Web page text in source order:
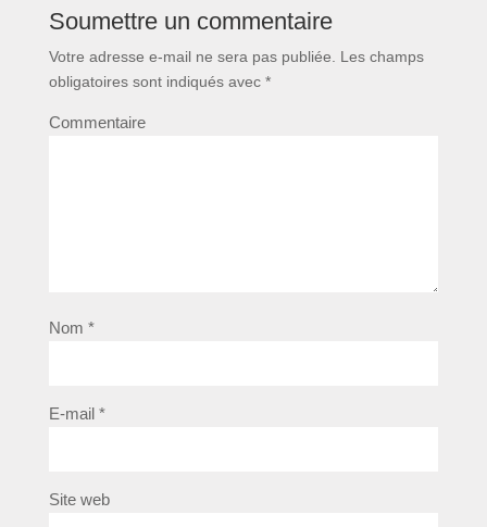
Soumettre un commentaire
Votre adresse e-mail ne sera pas publiée.
Les champs
obligatoires sont indiqués avec *
Commentaire
Nom *
E-mail *
Site web